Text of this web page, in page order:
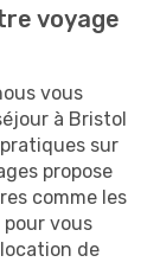
voyage
vous
à Bristol
sur
propose
comme les
vous
de